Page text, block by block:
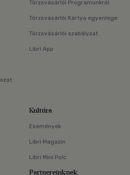
Törzsvásárlói Programunkról
Törzsvásárlói Kártya egyenlege
Törzsvásárlói szabályzat
Libri App
Kultúra
Események
Libri Magazin
Libri Mini Polc
Partnereinknek